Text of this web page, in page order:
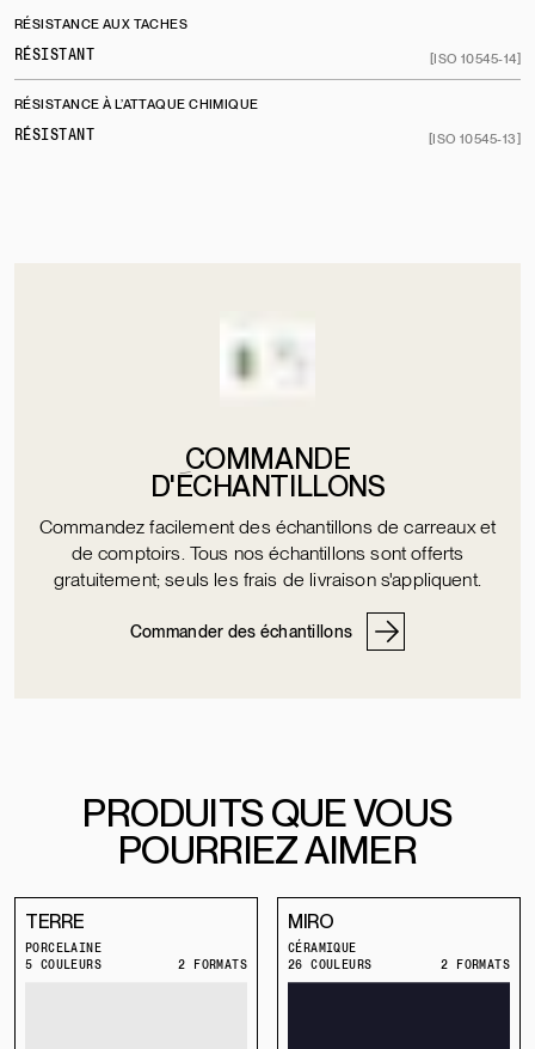
RÉSISTANCE AUX TACHES
RÉSISTANT
[ISO 10545-14]
RÉSISTANCE À L’ATTAQUE CHIMIQUE
RÉSISTANT
[ISO 10545-13]
COMMANDE
D'ÉCHANTILLONS
Commandez facilement des échantillons de carreaux et
de comptoirs. Tous nos échantillons sont offerts
gratuitement; seuls les frais de livraison s'appliquent.
Commander des échantillons
PRODUITS QUE VOUS
POURRIEZ AIMER
TERRE
PORCELAINE
5 COULEURS
2 FORMATS
MIRO
CÉRAMIQUE
26 COULEURS
2 FORMATS